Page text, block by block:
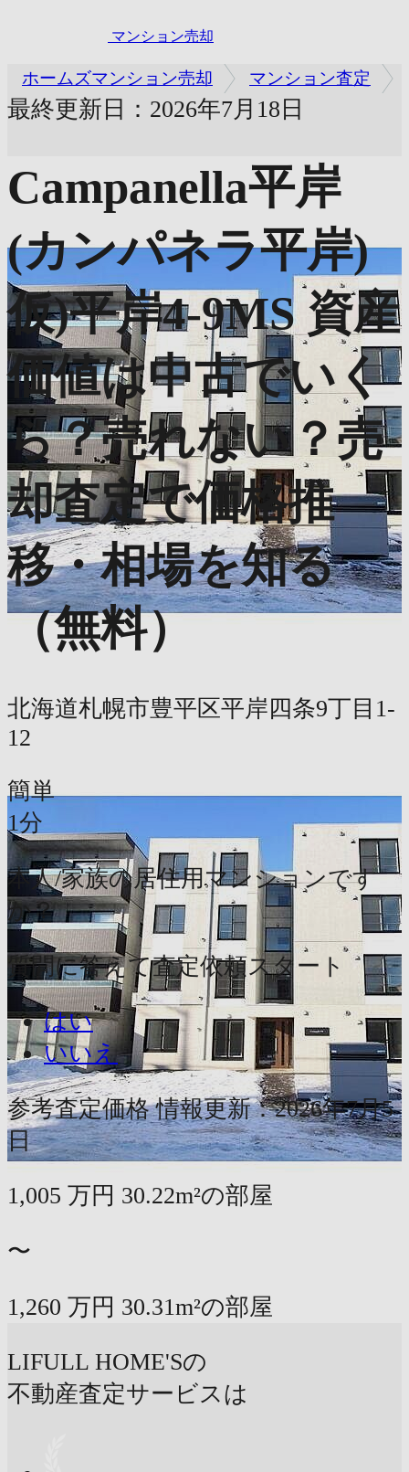
マンション売却
ホームズマンション売却 マンション査定
最終更新日：2026年7月18日
Campanella平岸
(カンパネラ平岸)
仮)平岸4-9MS 資産
価値は中古でいく
ら？売れない？売
却査定で価格推
移・相場を知る
（無料）
北海道札幌市豊平区平岸四条9丁目1-
12
簡単
1分
本人/家族の居住用マンションです
か？
質問に答えて査定依頼スタート
はい
いいえ
参考査定価格 情報更新：2026年7月5
日
1,005 万円 30.22m²の部屋
〜
1,260 万円 30.31m²の部屋
LIFULL HOME'Sの
不動産査定サービスは